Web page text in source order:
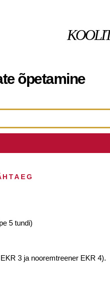
õpetamine
5 tundi)
3 ja nooremtreener EKR 4).